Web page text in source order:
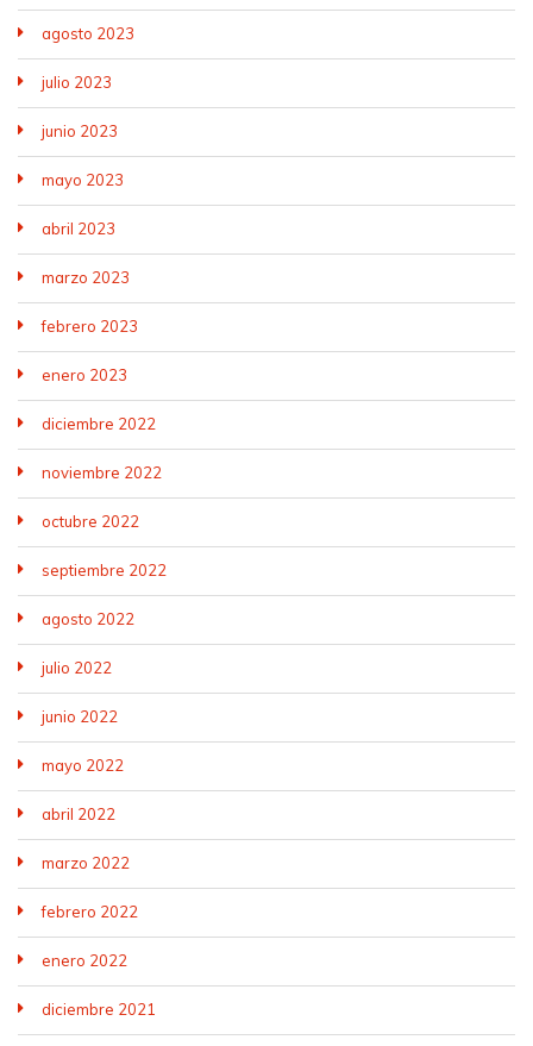
agosto 2023
julio 2023
junio 2023
mayo 2023
abril 2023
marzo 2023
febrero 2023
enero 2023
diciembre 2022
noviembre 2022
octubre 2022
septiembre 2022
agosto 2022
julio 2022
junio 2022
mayo 2022
abril 2022
marzo 2022
febrero 2022
enero 2022
diciembre 2021